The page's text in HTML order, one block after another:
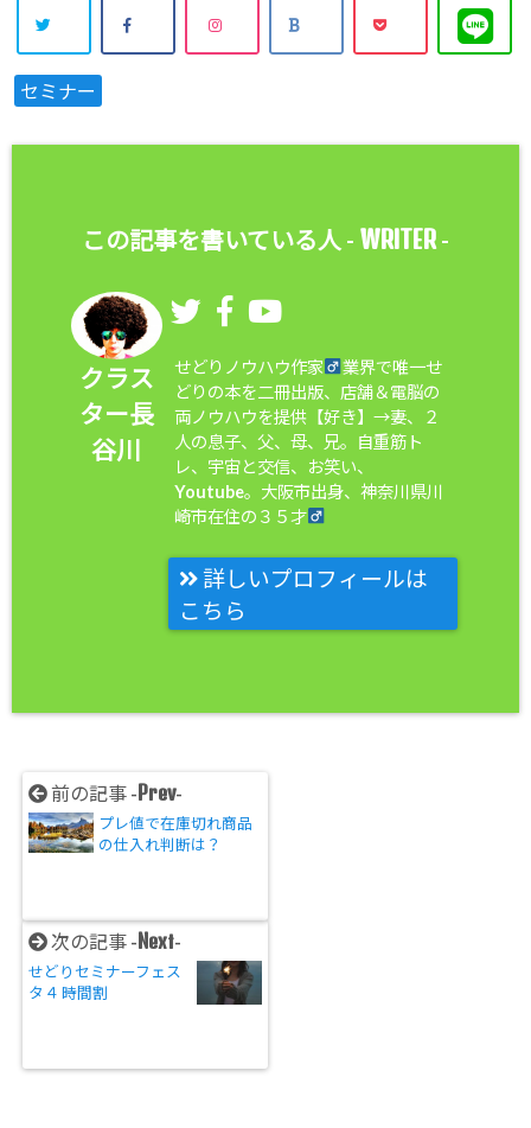
セミナー
この記事を書いている人 - WRITER -
クラス
ター長
谷川
せどりノウハウ作家
業界で唯一せ
どりの本を二冊出版、店舗＆電脳の
両ノウハウを提供【好き】→妻、２
人の息子、父、母、兄。自重筋ト
レ、宇宙と交信、お笑い、
Youtube。大阪市出身、神奈川県川
崎市在住の３５才
詳しいプロフィールは
こちら
前の記事 - Prev-
プレ値で在庫切れ商品
の仕入れ判断は？
次の記事 - Next-
せどりセミナーフェス
タ４ 時間割